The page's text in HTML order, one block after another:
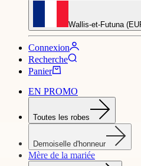
Wallis-et-Futuna
Connexion
Recherche
Panier
EN PROMO
Toutes les robes
Demoiselle d'honneur
Mère de la mariée